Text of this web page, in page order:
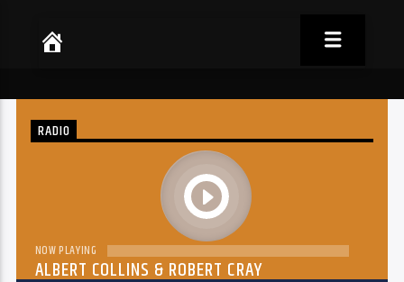
RADIO
play
NOW PLAYING
ALBERT COLLINS & ROBERT CRAY